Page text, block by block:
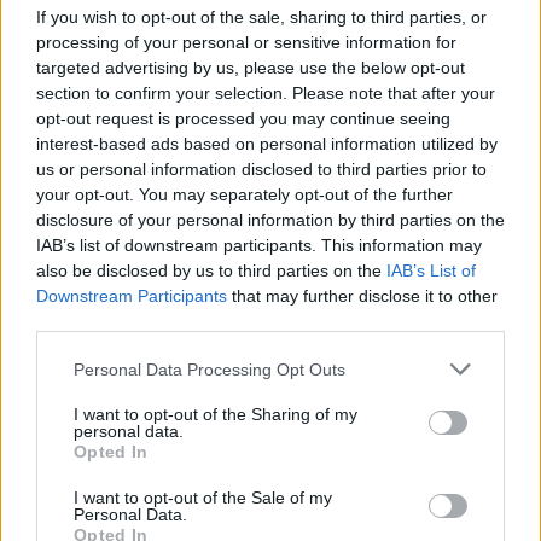
If you wish to opt-out of the sale, sharing to third parties, or
processing of your personal or sensitive information for
targeted advertising by us, please use the below opt-out
section to confirm your selection. Please note that after your
opt-out request is processed you may continue seeing
interest-based ads based on personal information utilized by
us or personal information disclosed to third parties prior to
your opt-out. You may separately opt-out of the further
disclosure of your personal information by third parties on the
IAB’s list of downstream participants. This information may
also be disclosed by us to third parties on the IAB’s List of
Downstream Participants that may further disclose it to other
Please note that this website/app uses one or more Google
not limited to your visit or usage behaviour. You may click to
grant or deny consent to Google and its third-party tags to
use your data for below specified purposes in below Google
consent section.
Personal Data Processing Opt Outs
I want to opt-out of the Sharing of my
personal data.
Opted In
I want to opt-out of the Sale of my
Personal Data.
Opted In
ΑΣΕΠ: Εξ αποστάσεως η πιο Εύκολη
Πιστοποίηση Υπολογιστών σε 2
μέρες
Μάθε πρώτος όλες τις σημαντικές
ειδήσεις.
Βάλε το proson.gr στα αποτελέσματα
αναζήτησης της Google